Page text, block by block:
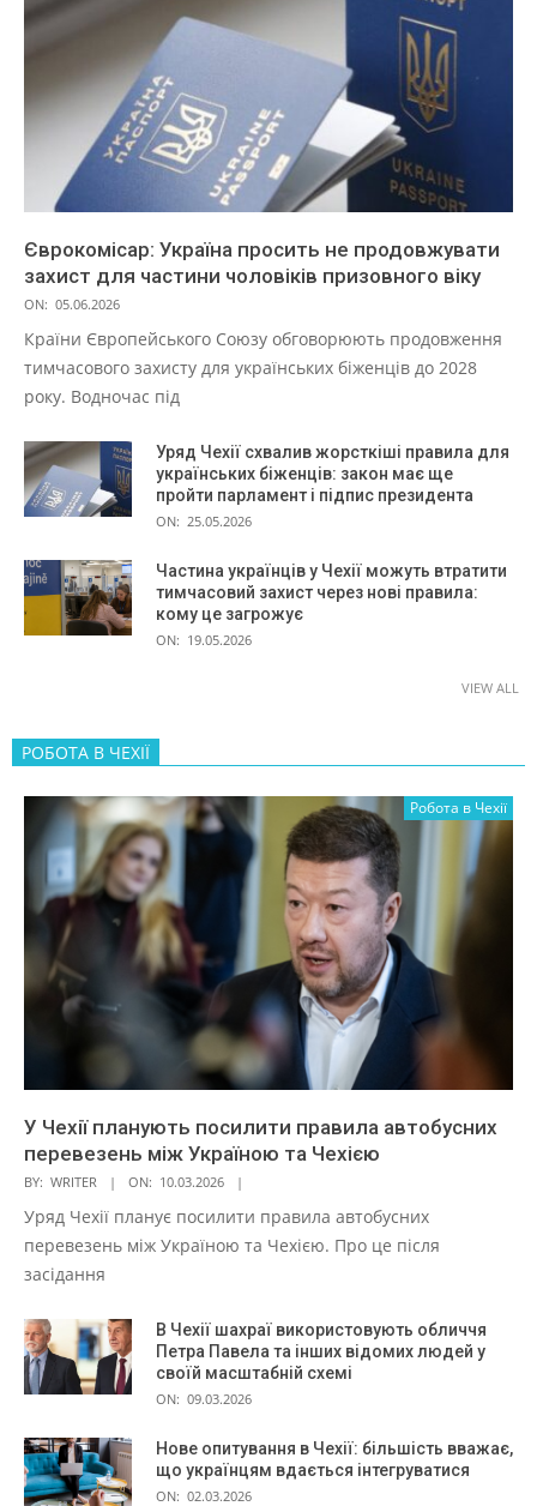
Єврокомісар: Україна просить не продовжувати
захист для частини чоловіків призовного віку
ON: 05.06.2026
Країни Європейського Союзу обговорюють продовження
тимчасового захисту для українських біженців до 2028
року. Водночас під
Уряд Чехії схвалив жорсткіші правила для
українських біженців: закон має ще
пройти парламент і підпис президента
ON: 25.05.2026
Частина українців у Чехії можуть втратити
тимчасовий захист через нові правила:
кому це загрожує
ON: 19.05.2026
VIEW ALL
РОБОТА В ЧЕХІЇ
Робота в Чехії
У Чехії планують посилити правила автобусних
перевезень між Україною та Чехією
BY: WRITER ON: 10.03.2026
Уряд Чехії планує посилити правила автобусних
перевезень між Україною та Чехією. Про це після
засідання
В Чехії шахраї використовують обличчя
Петра Павела та інших відомих людей у
своїй масштабній схемі
ON: 09.03.2026
Нове опитування в Чехії: більшість вважає,
що українцям вдається інтегруватися
ON: 02.03.2026